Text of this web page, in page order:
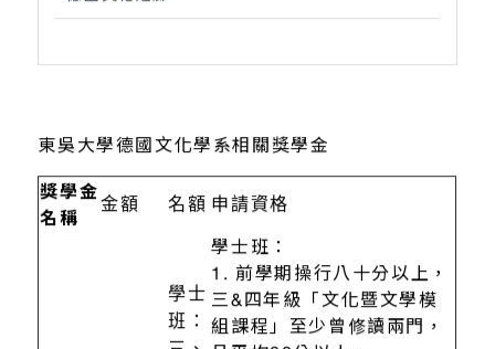
德國文化走廊
東吳大學德國文化學系相關獎學金
獎學金
名稱
金額 名額 申請資格
學士
班：
學士班：
1. 前學期操行八十分以上，
三&四年級「文化暨文學模
組課程」至少曾修讀兩門，